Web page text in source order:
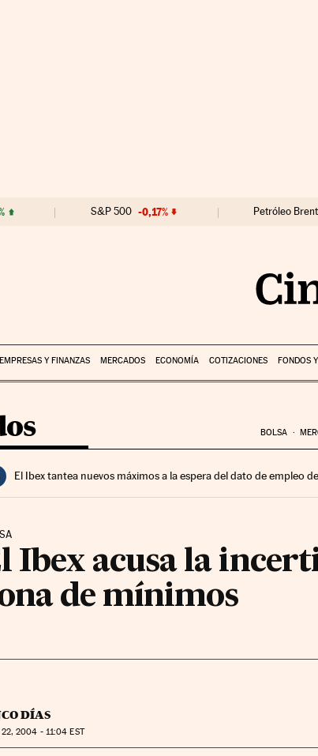
S&P 500 -0,17% Petróleo Brent
EMPRESAS Y FINANZAS MERCADOS ECONOMÍA COTIZACIONES FONDOS
BOLSA
El Ibex tantea nuevos máximos a la espera del dato de empleo
Ibex acusa la
de mínimos
DÍAS
2004 - 11:04 EST